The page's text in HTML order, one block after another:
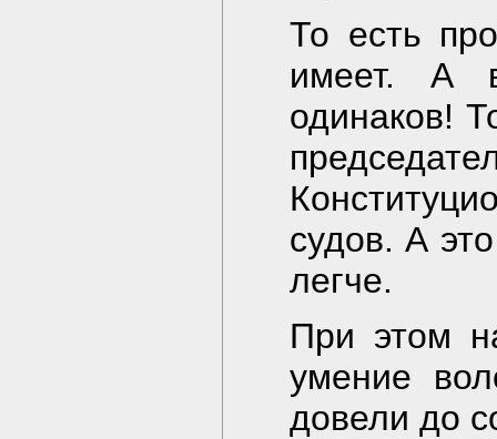
То есть
имеет. А
одинаков!
судов. А
легче.
При этом
умение
довели до